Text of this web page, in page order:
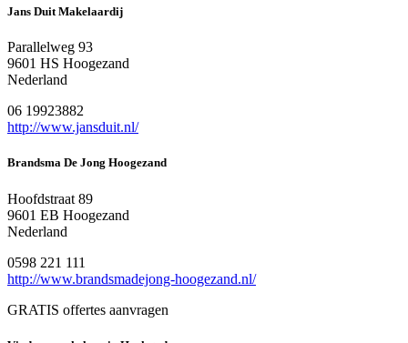
Jans Duit Makelaardij
Parallelweg 93
9601 HS Hoogezand
Nederland
06 19923882
http://www.jansduit.nl/
Brandsma De Jong Hoogezand
Hoofdstraat 89
9601 EB Hoogezand
Nederland
0598 221 111
http://www.brandsmadejong-hoogezand.nl/
GRATIS offertes aanvragen